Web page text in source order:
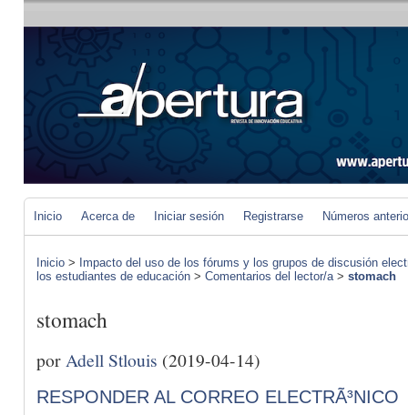
Inicio Acerca de Iniciar sesión Registrarse Números
Inicio > Impacto del uso de los fórums y los grupos de discusión
los estudiantes de educación > Comentarios del lector/a> stomach
stomach
por Adell Stlouis (2019-04-14)
RESPONDER AL CORREO ELECTRÃ³NICO